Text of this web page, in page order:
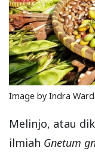
Image by Indra
Melinjo, atau
ilmiah Gnetum